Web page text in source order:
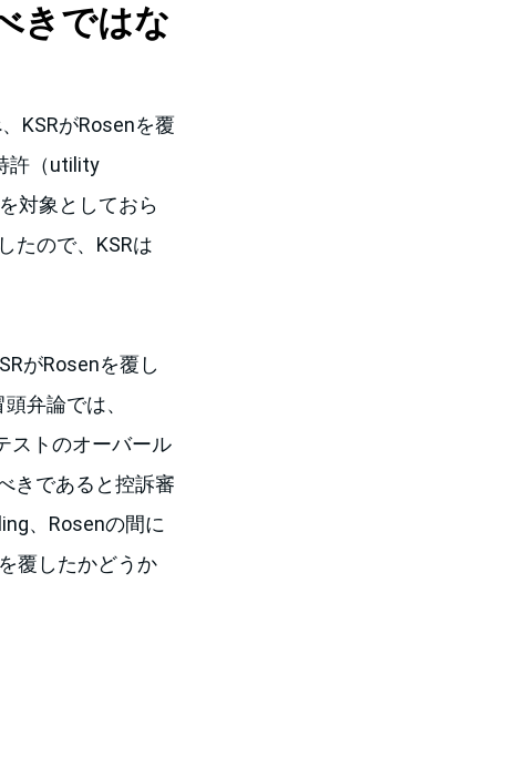
きではな
KSRがRosenを覆
許（utility
対象としておら
たので、KSRは
がRosenを覆し
弁論では、
ストのオーバール
きであると控訴審
、Rosenの間に
覆したかどうか